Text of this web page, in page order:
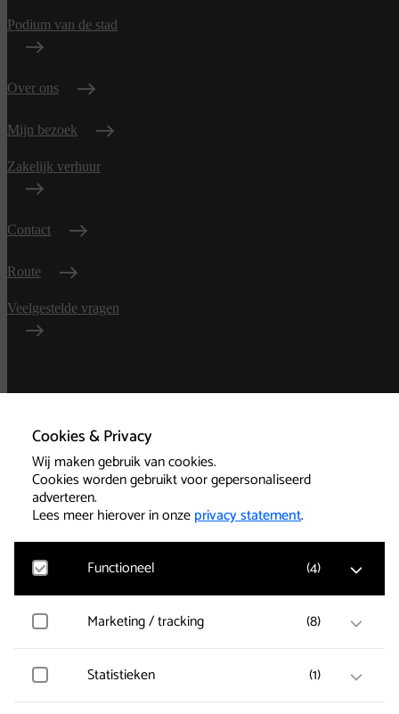
Cookies & Privacy
Wij maken gebruik van cookies.
Cookies worden gebruikt voor gepersonaliseerd
adverteren.
Lees meer hierover in onzeprivacy statement.
Functioneel (4)
Google Analytics
wordt gemeten en gebruikersgegevens worden
anoniem verzameld.
Marketing / tracking (8)
Vimeo
verzameld zoals welke pagina’s zijn gelezen.
Statistieken (1)
Podium van de stad
Over ons
Mijn bezoek
Zakelijk verhuur
Contact
Route
Veelgestelde vragen
voorwaarden
Privacy
Technische informatie
Cookies
Kassa 085-239 1501